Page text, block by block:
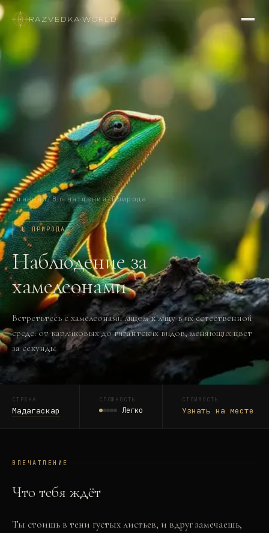
RAZVEDKA·WORLD
Главная/Впечатления/Природа
🦎ПРИРОДА
Наблюдение за
хамелеонами
Встретьтесь с хамелеонами лицом к лицу в их естественной
среде: от карликовых до гигантских видов, меняющих цвет
за секунды
СТРАНА
Мадагаскар
СЛОЖНОСТЬ
Легко
СТОИМОСТЬ
Узнать на месте
ВПЕЧАТЛЕНИЕ
Что тебя ждёт
Ты стоишь в тени густых листьев, и вдруг замечаешь,